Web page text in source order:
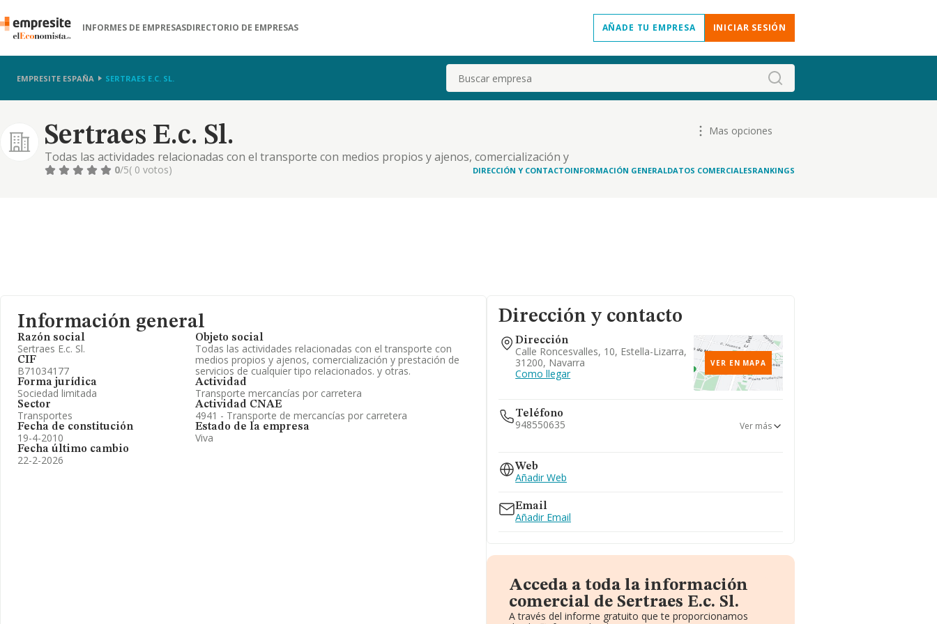
INFORMES DE EMPRESASDIRECTORIO DE EMPRESAS AÑADE TU EMPRESA INICIAR SESIÓN
EMPRESITE ESPAÑA SERTRAES E.C. SL. Buscar
Sertraes E.c. Sl.
Todas las actividades relacionadas con el transporte con medios propios y ajenos, comercialización y
prestación de servicios de cualquier tipo relacionados. y otras.
Mas opciones
0/5( 0 votos) DIRECCIÓN Y CONTACTOINFORMACIÓN GENERALDATOS COMERCIALESRANKINGS
Información general
Razón social
Sertraes E.c. Sl.
CIF
B71034177
Forma jurídica
Sociedad limitada
Sector
Transportes
Fecha de constitución
19-4-2010
Fecha último cambio
22-2-2026
Objeto social
Todas las actividades relacionadas con el transporte con
medios propios y ajenos, comercialización y prestación de
servicios de cualquier tipo relacionados. y otras.
Actividad
Transporte mercancías por carretera
Actividad CNAE
4941 - Transporte de mercancías por carretera
Estado de la empresa
Viva
Dirección y contacto
Dirección
Calle Roncesvalles, 10, Estella-Lizarra,
31200, Navarra
Como llegar
VER EN MAPA
Teléfono
948550635
948982643
Ver más
Web
Añadir Web
Email
Añadir Email
Acceda a toda la información
comercial de Sertraes E.c. Sl.
A través del informe gratuito que te proporcionamos